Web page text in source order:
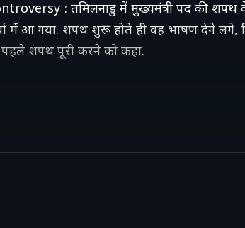
: तमिलनाडु में मुख्यमंत्री पद की शपथ
में आ गया. शपथ शुरू होते ही वह भाषण देने लगे,
शपथ पूरी करने को कहा.